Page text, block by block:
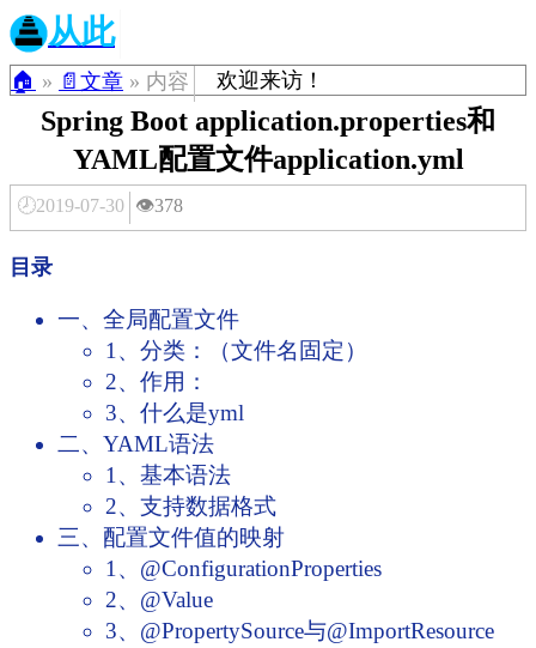
从此
🏠 » 📄文章 » 内容 欢迎来访！
Spring Boot application.properties和
YAML配置文件application.yml
🕗2019-07-30 👁️378
目录
一、全局配置文件
1、分类：（文件名固定）
2、作用：
3、什么是yml
二、YAML语法
1、基本语法
2、支持数据格式
三、配置文件值的映射
1、@ConfigurationProperties
2、@Value
3、@PropertySource与@ImportResource